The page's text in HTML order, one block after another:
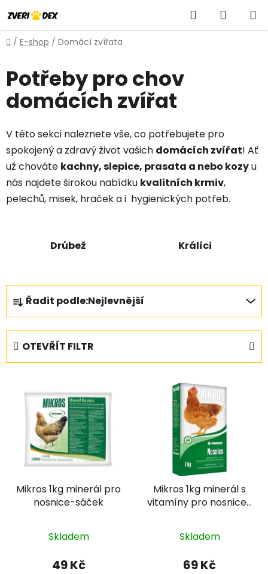
na
obsah
Hledat
KOŠÍK
Domů
/ E-shop / Domácí zvířata
Potřeby pro chov
domácích zvířat
V této sekci naleznete vše, co potřebujete pro
spokojený a zdravý život vašich domácích zvířat! Ať
už chováte kachny, slepice, prasata a nebo kozyu
nás najdete širokou nabídku kvalitních krmiv,
pelechů, misek, hraček a i hygienických potřeb.
Drůbež Králíci
Ř
a
z
e
n
Řadit podle:Nejlevnější
OTEVŘÍT FILTR
Mikros 1kg minerál pro
nosnice-sáček
Skladem
49 Kč
Mikros 1kg minerál s
vitamíny pro nosnice-
Skladem
69 Kč